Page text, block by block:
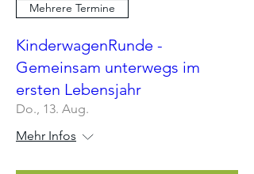
Mehrere Termine
KinderwagenRunde -
Gemeinsam unterwegs im
ersten Lebensjahr
Do., 13. Aug.
Mehr Infos